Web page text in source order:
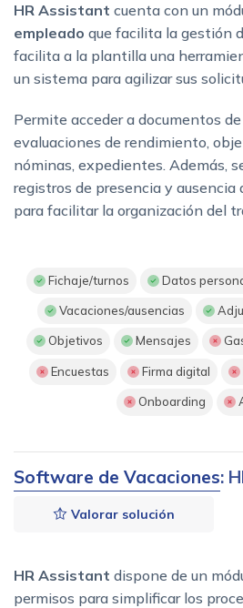
HR Assistant cuenta con un
empleado que facilita la gestión
facilita a la plantilla una
un sistema para agilizar sus
Permite acceder a documentos
evaluaciones de rendimiento,
nóminas, expedientes. Además,
registros de presencia y ausencia
para facilitar la organización del
Fichaje/turnos Datos
Vacaciones/ausencias
Objetivos Mensajes
Encuestas Firma digital
Onboarding
Software de Vacaciones:
Valorar solución
HR Assistant dispone de un
permisos para simplificar los